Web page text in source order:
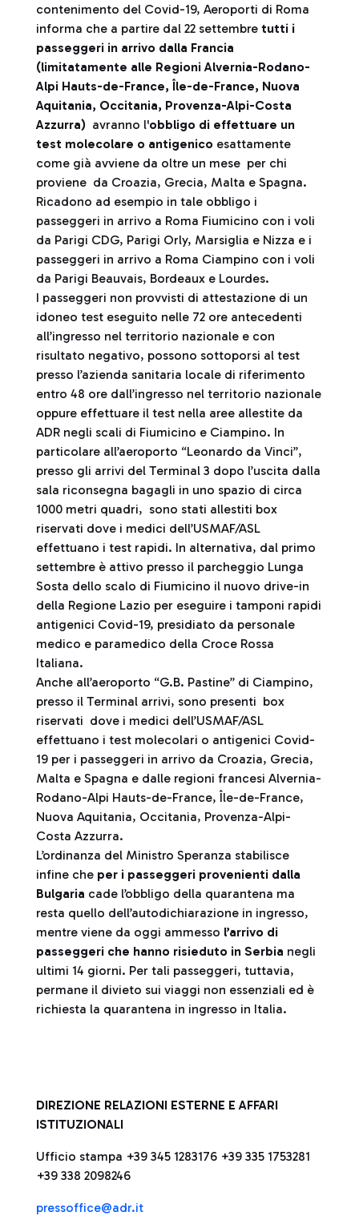
contenimento del Covid-19, Aeroporti di Roma
informa che a partire dal 22 settembre tutti i
passeggeri in arrivo dalla Francia
(limitatamente alle Regioni Alvernia-Rodano-
Alpi Hauts-de-France, Île-de-France, Nuova
Aquitania, Occitania, Provenza-Alpi-Costa
Azzurra) avranno l'obbligo di effettuare un
test molecolare o antigenico esattamente
come già avviene da oltre un mese per chi
proviene da Croazia, Grecia, Malta e Spagna.
Ricadono ad esempio in tale obbligo i
passeggeri in arrivo a Roma Fiumicino con i voli
da Parigi CDG, Parigi Orly, Marsiglia e Nizza e i
passeggeri in arrivo a Roma Ciampino con i voli
da Parigi Beauvais, Bordeaux e Lourdes.
I passeggeri non provvisti di attestazione di un
idoneo test eseguito nelle 72 ore antecedenti
all’ingresso nel territorio nazionale e con
risultato negativo, possono sottoporsi al test
presso l’azienda sanitaria locale di riferimento
entro 48 ore dall’ingresso nel territorio nazionale
oppure effettuare il test nella aree allestite da
ADR negli scali di Fiumicino e Ciampino. In
particolare all’aeroporto “Leonardo da Vinci”,
presso gli arrivi del Terminal 3 dopo l’uscita dalla
sala riconsegna bagagli in uno spazio di circa
1000 metri quadri, sono stati allestiti box
riservati dove i medici dell’USMAF/ASL
effettuano i test rapidi. In alternativa, dal primo
settembre è attivo presso il parcheggio Lunga
Sosta dello scalo di Fiumicino il nuovo drive-in
della Regione Lazio per eseguire i tamponi rapidi
antigenici Covid-19, presidiato da personale
medico e paramedico della Croce Rossa
Italiana.
Anche all’aeroporto “G.B. Pastine” di Ciampino,
presso il Terminal arrivi, sono presenti box
riservati dove i medici dell’USMAF/ASL
effettuano i test molecolari o antigenici Covid-
19 per i passeggeri in arrivo da Croazia, Grecia,
Malta e Spagna e dalle regioni francesi Alvernia-
Rodano-Alpi Hauts-de-France, Île-de-France,
Nuova Aquitania, Occitania, Provenza-Alpi-
Costa Azzurra.
L’ordinanza del Ministro Speranza stabilisce
infine che per i passeggeri provenienti dalla
Bulgaria cade l’obbligo della quarantena ma
resta quello dell’autodichiarazione in ingresso,
mentre viene da oggi ammesso l’arrivo di
passeggeri che hanno risieduto in Serbia negli
ultimi 14 giorni. Per tali passeggeri, tuttavia,
permane il divieto sui viaggi non essenziali ed è
richiesta la quarantena in ingresso in Italia.
DIREZIONE RELAZIONI ESTERNE E AFFARI
ISTITUZIONALI
Ufficio stampa +39 345 1283176 +39 335 1753281
+39 338 2098246
pressoffice@adr.it